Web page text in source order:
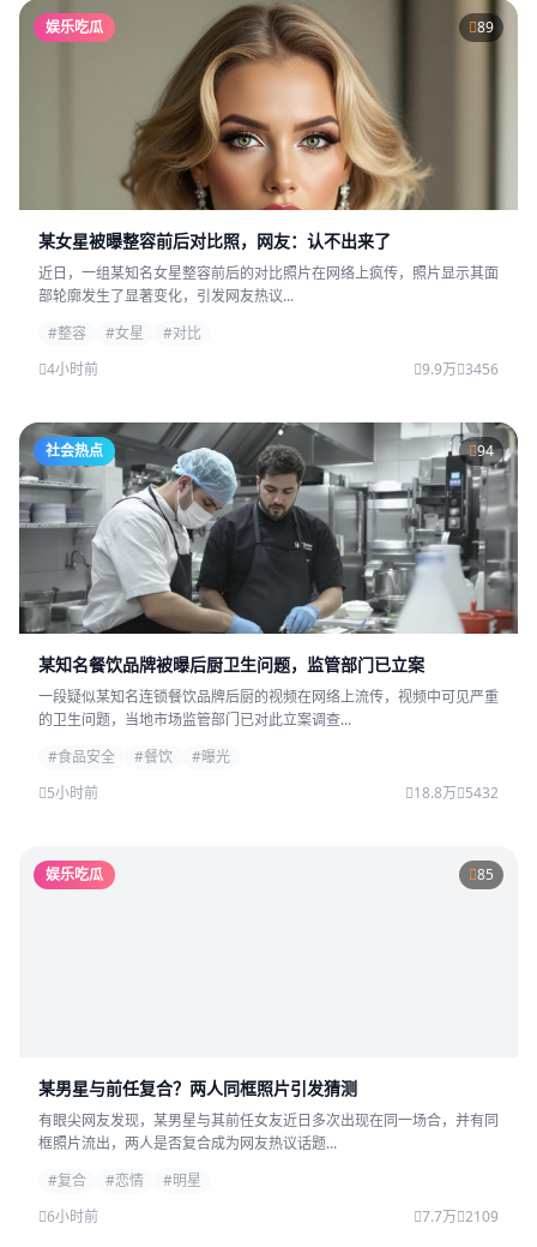
娱乐吃瓜 89
某女星被曝整容前后对比照，网友：认不出来了
近日，一组某知名女星整容前后的对比照片在网络上疯传，照片显示其面
部轮廓发生了显著变化，引发网友热议...
#整容
#女星
#对比
4小时前
9.9万 3456
社会热点 94
某知名餐饮品牌被曝后厨卫生问题，监管部门已立案
一段疑似某知名连锁餐饮品牌后厨的视频在网络上流传，视频中可见严重
的卫生问题，当地市场监管部门已对此立案调查...
#食品安全
#餐饮
#曝光
5小时前
18.8万 5432
娱乐吃瓜 85
某男星与前任复合？两人同框照片引发猜测
有眼尖网友发现，某男星与其前任女友近日多次出现在同一场合，并有同
框照片流出，两人是否复合成为网友热议话题...
#复合
#恋情
#明星
6小时前
7.7万 2109